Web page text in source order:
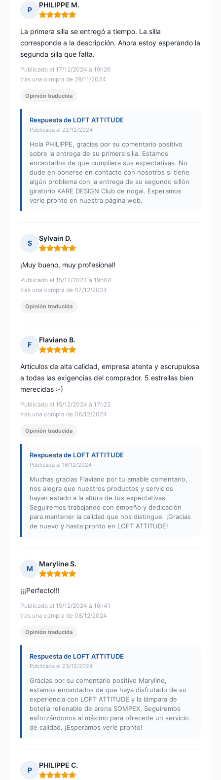
P
PHILIPPE M.
Nota: 5 de 5
Publicado el 17/12/2024 à 19h26
tras una compra de 29/11/2024
La primera silla se entregó a tiempo. La silla
corresponde a la descripción. Ahora estoy esperando la
segunda silla que falta.
Opinión traducida
Respuesta de LOFT ATTITUDE
Publicada el 22/12/2024
Hola PHILIPPE, gracias por su comentario positivo
sobre la entrega de su primera silla. Estamos
encantados de que cumpliera sus expectativas. No
dude en ponerse en contacto con nosotros si tiene
algún problema con la entrega de su segundo sillón
giratorio KARE DESIGN Club de nogal. Esperamos
verle pronto en nuestra página web.
S
Sylvain D.
Nota: 5 de 5
Publicado el 15/12/2024 à 19h04
tras una compra de 07/12/2024
¡Muy bueno, muy profesional!
Opinión traducida
F
Flaviano B.
Nota: 5 de 5
Publicado el 15/12/2024 à 17h22
tras una compra de 06/12/2024
Artículos de alta calidad, empresa atenta y escrupulosa
a todas las exigencias del comprador. 5 estrellas bien
merecidas :-)
Opinión traducida
Respuesta de LOFT ATTITUDE
Publicada el 16/12/2024
Muchas gracias Flaviano por tu amable comentario,
nos alegra que nuestros productos y servicios
hayan estado a la altura de tus expectativas.
Seguiremos trabajando con empeño y dedicación
para mantener la calidad que nos distingue. ¡Gracias
de nuevo y hasta pronto en LOFT ATTITUDE!
M
Maryline S.
Nota: 5 de 5
Publicado el 15/12/2024 à 16h41
tras una compra de 08/12/2024
¡¡¡Perfecto!!!
Opinión traducida
Respuesta de LOFT ATTITUDE
Publicada el 23/12/2024
Gracias por su comentario positivo Maryline,
estamos encantados de que haya disfrutado de su
experiencia con LOFT ATTITUDE y la lámpara de
botella rellenable de arena SOMPEX. Seguiremos
esforzándonos al máximo para ofrecerle un servicio
de calidad. ¡Esperamos verle pronto!
P
PHILIPPE C.